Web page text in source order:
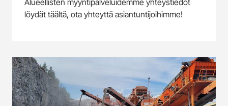
Alueellisten myyntipalveluidemme yhteystiedot
löydät täältä, ota yhteyttä asiantuntijoihimme!